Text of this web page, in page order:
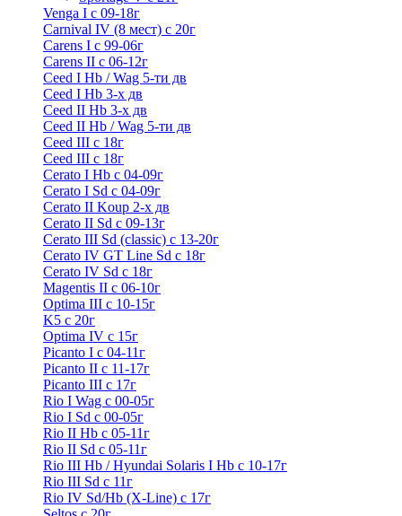
Venga I c 09-18г
Carnival IV (8 мест) с 20г
Carens I c 99-06г
Carens II c 06-12г
Ceed I Hb / Wag 5-ти дв
Ceed I Hb 3-х дв
Ceed II Hb 3-х дв
Ceed II Hb / Wag 5-ти дв
Ceed III с 18г
Ceed III с 18г
Cerato I Hb с 04-09г
Cerato I Sd с 04-09г
Cerato II Koup 2-х дв
Cerato II Sd c 09-13г
Cerato III Sd (classic) с 13-20г
Cerato IV GT Line Sd с 18г
Cerato IV Sd с 18г
Magentis II с 06-10г
Optima III с 10-15г
K5 с 20г
Optima IV с 15г
Picanto I с 04-11г
Picanto II c 11-17г
Picanto III c 17г
Rio I Wag c 00-05г
Rio I Sd с 00-05г
Rio II Hb с 05-11г
Rio II Sd с 05-11г
Rio III Hb / Hyundai Solaris I Hb с 10-17г
Rio III Sd c 11г
Rio IV Sd/Hb (X-Line) с 17г